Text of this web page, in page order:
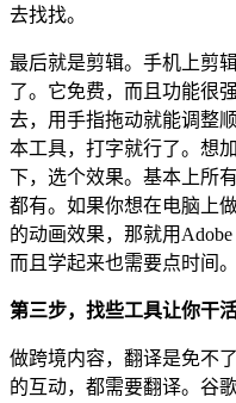
去找找。
最后就是剪辑。手机上剪
了。它免费，而且功能很
去，用手指拖动就能调整
本工具，打字就行了。想
下，选个效果。基本上所
都有。如果你想在电脑上
的动画效果，那就用Adobe
而且学起来也需要点时间
第三步，找些工具让你干活
做跨境内容，翻译是免不
的互动，都需要翻译。谷